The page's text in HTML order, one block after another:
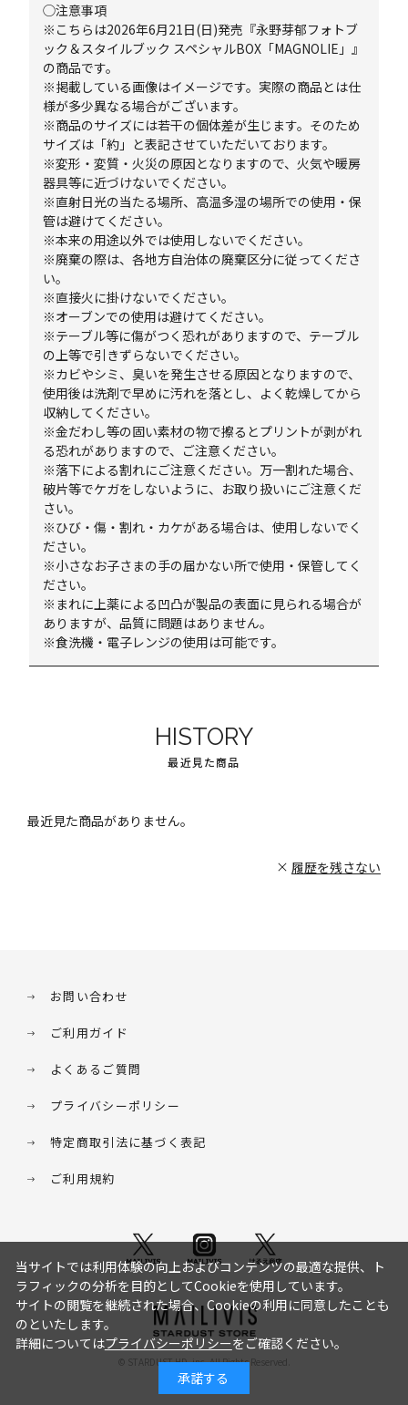
◯注意事項
※こちらは2026年6月21日(日)発売『永野芽郁フォトブ
ック＆スタイルブック スペシャルBOX「MAGNOLIE」』
の商品です。
※掲載している画像はイメージです。実際の商品とは仕
様が多少異なる場合がございます。
※商品のサイズには若干の個体差が生じます。そのため
サイズは「約」と表記させていただいております。
※変形・変質・火災の原因となりますので、火気や暖房
器具等に近づけないでください。
※直射日光の当たる場所、高温多湿の場所での使用・保
管は避けてください。
※本来の用途以外では使用しないでください。
※廃棄の際は、各地方自治体の廃棄区分に従ってくださ
い。
※直接火に掛けないでください。
※オーブンでの使用は避けてください。
※テーブル等に傷がつく恐れがありますので、テーブル
の上等で引きずらないでください。
※カビやシミ、臭いを発生させる原因となりますので、
使用後は洗剤で早めに汚れを落とし、よく乾燥してから
収納してください。
※金だわし等の固い素材の物で擦るとプリントが剥がれ
る恐れがありますので、ご注意ください。
※落下による割れにご注意ください。万一割れた場合、
破片等でケガをしないように、お取り扱いにご注意くだ
さい。
※ひび・傷・割れ・カケがある場合は、使用しないでく
ださい。
※小さなお子さまの手の届かない所で使用・保管してく
ださい。
※まれに上薬による凹凸が製品の表面に見られる場合が
ありますが、品質に問題はありません。
※食洗機・電子レンジの使用は可能です。
HISTORY
最近見た商品
最近見た商品がありません。
履歴を残さない
お問い合わせ
ご利用ガイド
よくあるご質問
プライバシーポリシー
特定商取引法に基づく表記
ご利用規約
© STARDUST HD. inc. All Rights Reserved.
当サイトでは利用体験の向上およびコンテンツの最適な提供、ト
ラフィックの分析を目的としてCookieを使用しています。
サイトの閲覧を継続された場合、Cookieの利用に同意したことも
のといたします。
詳細についてはプライバシーポリシーをご確認ください。
承諾する